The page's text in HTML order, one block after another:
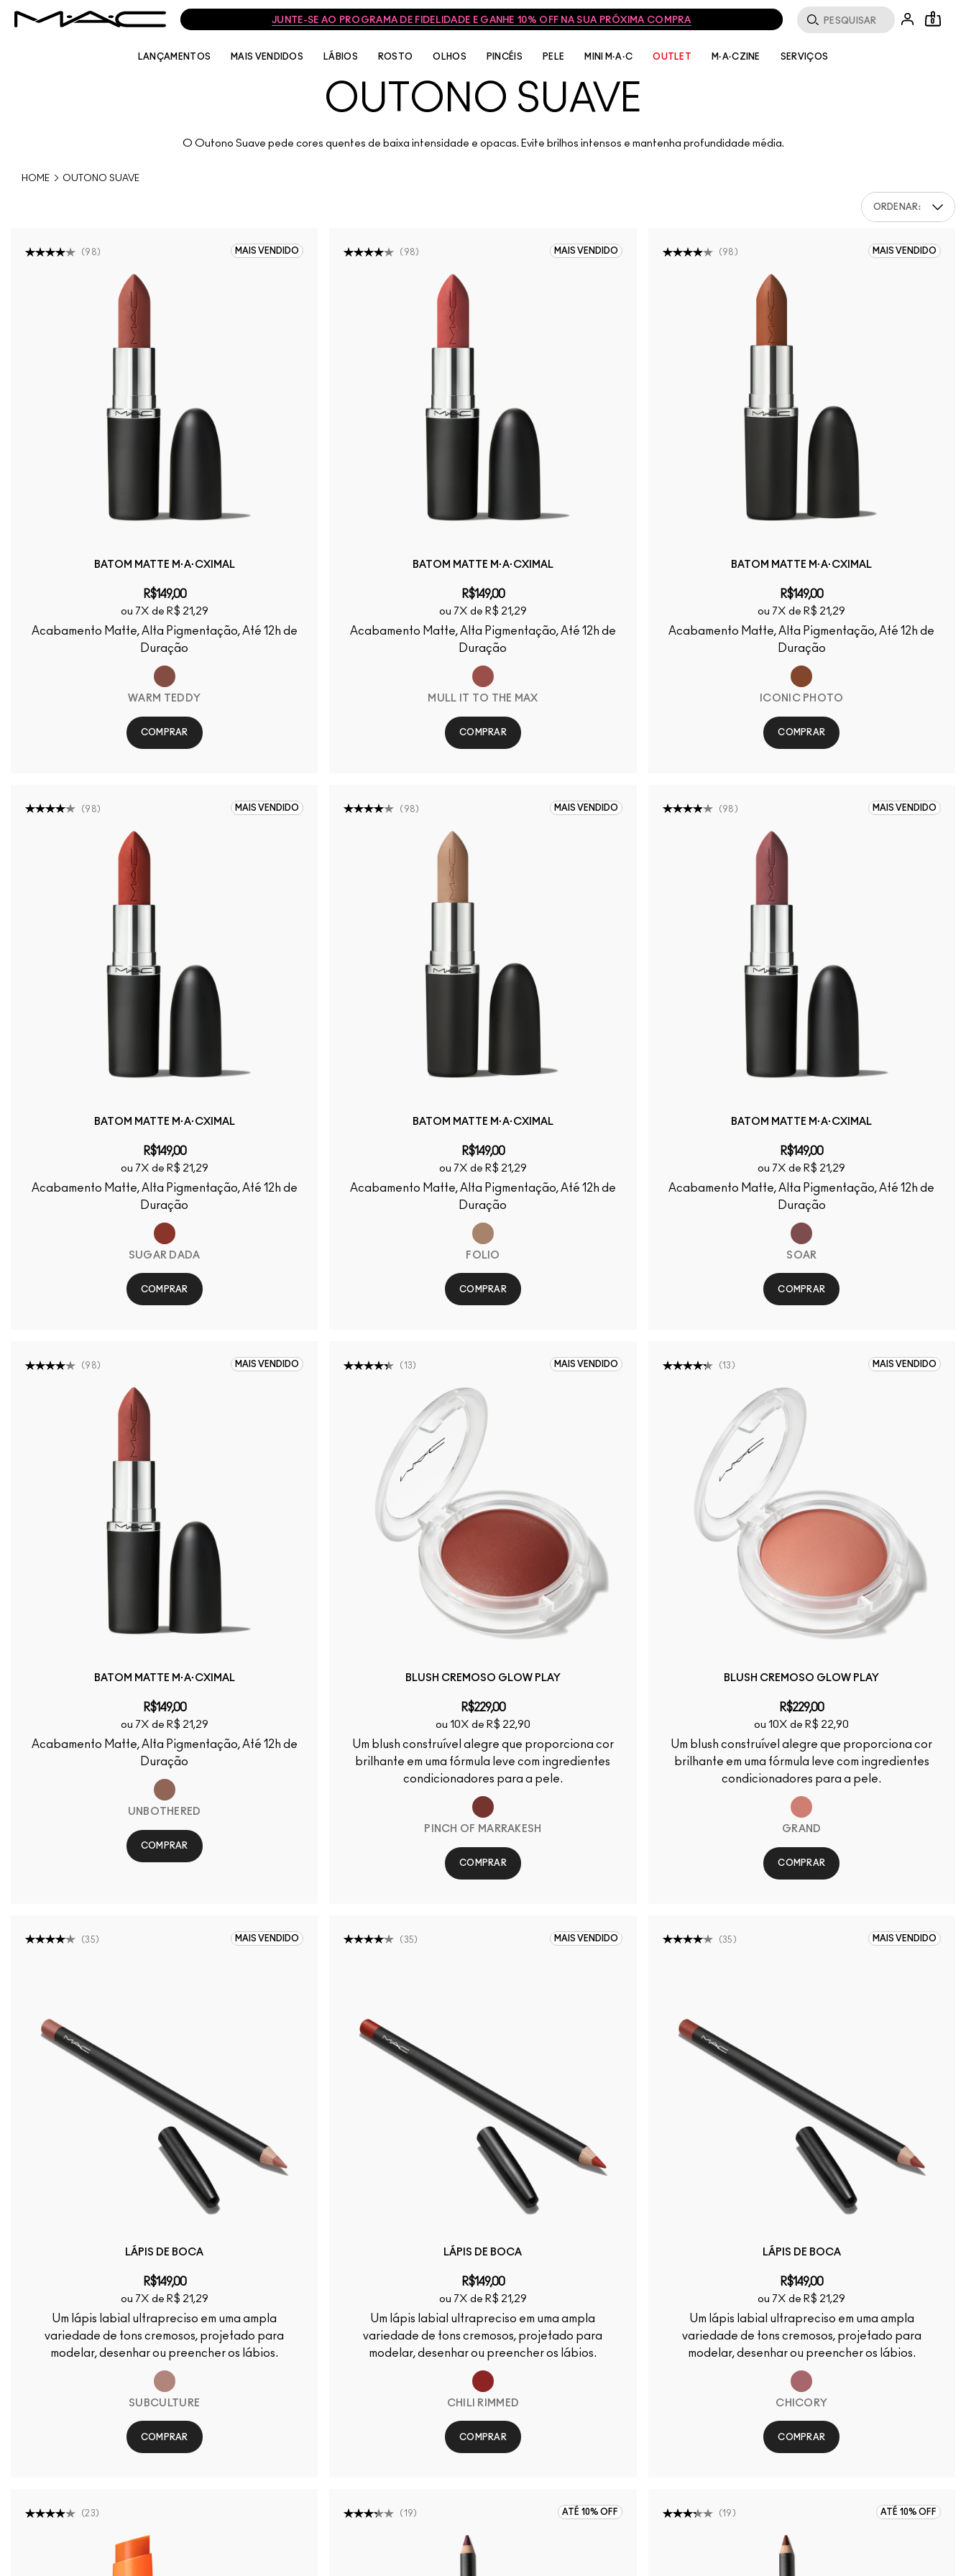
JUNTE-SE AO PROGRAMA DE FIDELIDADE E GANHE 10% OFF NA SUA PRÓXIMA COMPRA 0
LANÇAMENTOS MAIS VENDIDOS LÁBIOS ROSTO OLHOS PINCÉIS PELE MINI M·A·C OUTLET M·A·CZINE SERVIÇOS
OUTONO SUAVE
O Outono Suave pede cores quentes de baixa intensidade e opacas. Evite brilhos intensos e mantenha profundidade média.
HOME OUTONO SUAVE
ORDENAR:
MAIS VENDIDO
( 98 )
BATOM MATTE M·A·CXIMAL
R$149,00
ou 7X de R$ 21,29
Acabamento Matte, Alta Pigmentação, Até 12h de
Duração
WARM TEDDY
COMPRAR
MAIS VENDIDO
( 98 )
BATOM MATTE M·A·CXIMAL
R$149,00
ou 7X de R$ 21,29
Acabamento Matte, Alta Pigmentação, Até 12h de
Duração
MULL IT TO THE MAX
COMPRAR
MAIS VENDIDO
( 98 )
BATOM MATTE M·A·CXIMAL
R$149,00
ou 7X de R$ 21,29
Acabamento Matte, Alta Pigmentação, Até 12h de
Duração
ICONIC PHOTO
COMPRAR
MAIS VENDIDO
( 98 )
BATOM MATTE M·A·CXIMAL
R$149,00
ou 7X de R$ 21,29
Acabamento Matte, Alta Pigmentação, Até 12h de
Duração
SUGAR DADA
COMPRAR
MAIS VENDIDO
( 98 )
BATOM MATTE M·A·CXIMAL
R$149,00
ou 7X de R$ 21,29
Acabamento Matte, Alta Pigmentação, Até 12h de
Duração
FOLIO
COMPRAR
MAIS VENDIDO
( 98 )
BATOM MATTE M·A·CXIMAL
R$149,00
ou 7X de R$ 21,29
Acabamento Matte, Alta Pigmentação, Até 12h de
Duração
SOAR
COMPRAR
MAIS VENDIDO
( 98 )
BATOM MATTE M·A·CXIMAL
R$149,00
ou 7X de R$ 21,29
Acabamento Matte, Alta Pigmentação, Até 12h de
Duração
UNBOTHERED
COMPRAR
MAIS VENDIDO
( 13 )
BLUSH CREMOSO GLOW PLAY
R$229,00
ou 10X de R$ 22,90
Um blush construível alegre que proporciona cor
brilhante em uma fórmula leve com ingredientes
condicionadores para a pele.
PINCH OF MARRAKESH
COMPRAR
MAIS VENDIDO
(13 )
BLUSH CREMOSO GLOW PLAY
R$229,00
ou 10X de R$ 22,90
Um blush construível alegre que proporciona cor
brilhante em uma fórmula leve com ingredientes
condicionadores para a pele.
GRAND
COMPRAR
MAIS VENDIDO
(35 )
LÁPIS DE BOCA
R$149,00
ou 7X de R$ 21,29
Um lápis labial ultrapreciso em uma ampla
variedade de tons cremosos, projetado para
modelar, desenhar ou preencher os lábios.
SUBCULTURE
COMPRAR
MAIS VENDIDO
( 35 )
LÁPIS DE BOCA
R$149,00
ou 7X de R$ 21,29
Um lápis labial ultrapreciso em uma ampla
variedade de tons cremosos, projetado para
modelar, desenhar ou preencher os lábios.
CHILI RIMMED
COMPRAR
MAIS VENDIDO
(35 )
LÁPIS DE BOCA
R$149,00
ou 7X de R$ 21,29
Um lápis labial ultrapreciso em uma ampla
variedade de tons cremosos, projetado para
modelar, desenhar ou preencher os lábios.
CHICORY
COMPRAR
( 23 ) ATÉ 10% OFF
( 19 ) ATÉ 10% OFF
(19 )